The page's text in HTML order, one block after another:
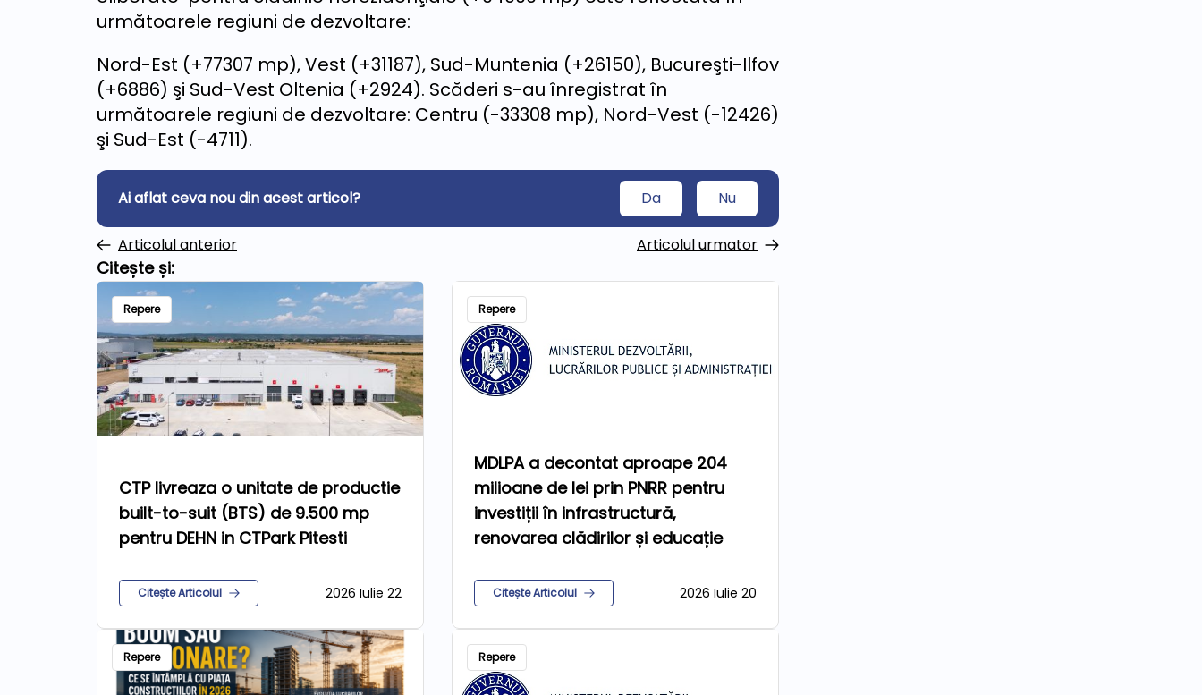
următoarele regiuni de dezvoltare:
Nord-Est (+77307 mp), Vest (+31187), Sud-Muntenia (+26150), Bucureşti-Ilfov
(+6886) şi Sud-Vest Oltenia (+2924). Scăderi s-au înregistrat în
următoarele regiuni de dezvoltare: Centru (-33308 mp), Nord-Vest (-12426)
şi Sud-Est (-4711).
Ai aflat ceva nou din acest articol? Da Nu
Articolul anterior Articolul urmator
Citește și:
Repere
CTP livreaza o unitate de productie
built-to-suit (BTS) de 9.500 mp
pentru DEHN in CTPark Pitesti
Citește Articolul 2026 Iulie 22
Repere
MDLPA a decontat aproape 204
milioane de lei prin PNRR pentru
investiții în infrastructură,
renovarea clădirilor și educație
Citește Articolul 2026 Iulie 20
Repere Repere